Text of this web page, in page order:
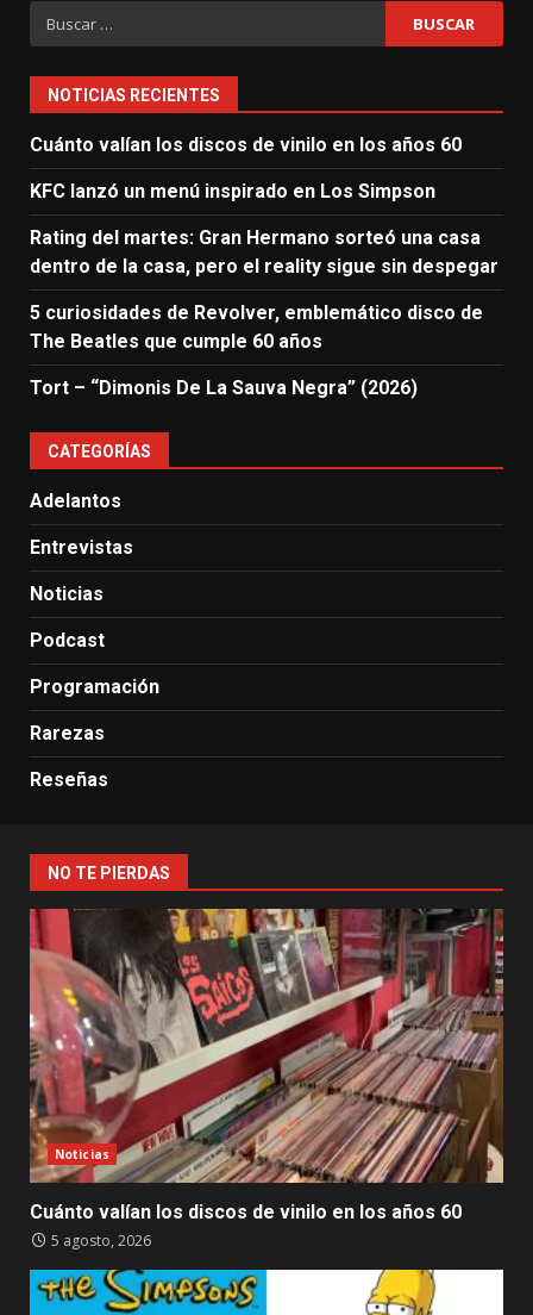
Buscar:
NOTICIAS RECIENTES
Cuánto valían los discos de vinilo en los años 60
KFC lanzó un menú inspirado en Los Simpson
Rating del martes: Gran Hermano sorteó una casa
dentro de la casa, pero el reality sigue sin despegar
5 curiosidades de Revolver, emblemático disco de
The Beatles que cumple 60 años
Tort – “Dimonis De La Sauva Negra” (2026)
CATEGORÍAS
Adelantos
Entrevistas
Noticias
Podcast
Programación
Rarezas
Reseñas
NO TE PIERDAS
Noticias
Cuánto valían los discos de vinilo en los años 60
5 agosto, 2026